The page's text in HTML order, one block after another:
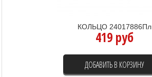
КОЛЬЦО 24017886Пл
419 руб
ДОБАВИТЬ В КОРЗИНУ